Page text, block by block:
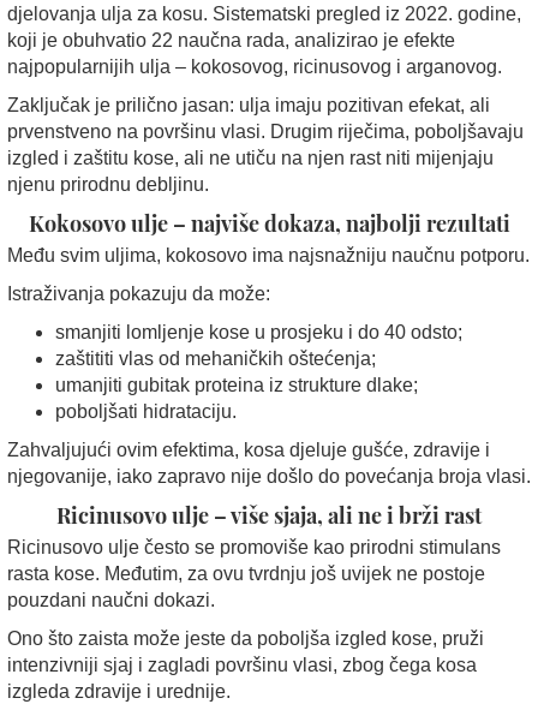
djelovanja ulja za kosu. Sistematski pregled iz 2022. godine,
koji je obuhvatio 22 naučna rada, analizirao je efekte
najpopularnijih ulja – kokosovog, ricinusovog i arganovog.
Zaključak je prilično jasan: ulja imaju pozitivan efekat, ali
prvenstveno na površinu vlasi. Drugim riječima, poboljšavaju
izgled i zaštitu kose, ali ne utiču na njen rast niti mijenjaju
njenu prirodnu debljinu.
Kokosovo ulje – najviše dokaza, najbolji rezultati
Među svim uljima, kokosovo ima najsnažniju naučnu potporu.
Istraživanja pokazuju da može:
smanjiti lomljenje kose u prosjeku i do 40 odsto;
zaštititi vlas od mehaničkih oštećenja;
umanjiti gubitak proteina iz strukture dlake;
poboljšati hidrataciju.
Zahvaljujući ovim efektima, kosa djeluje gušće, zdravije i
njegovanije, iako zapravo nije došlo do povećanja broja vlasi.
Ricinusovo ulje – više sjaja, ali ne i brži rast
Ricinusovo ulje često se promoviše kao prirodni stimulans
rasta kose. Međutim, za ovu tvrdnju još uvijek ne postoje
pouzdani naučni dokazi.
Ono što zaista može jeste da poboljša izgled kose, pruži
intenzivniji sjaj i zagladi površinu vlasi, zbog čega kosa
izgleda zdravije i urednije.